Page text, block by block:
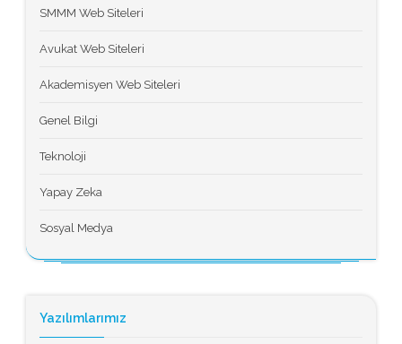
SMMM Web Siteleri
Avukat Web Siteleri
Akademisyen Web Siteleri
Genel Bilgi
Teknoloji
Yapay Zeka
Sosyal Medya
Yazılımlarımız